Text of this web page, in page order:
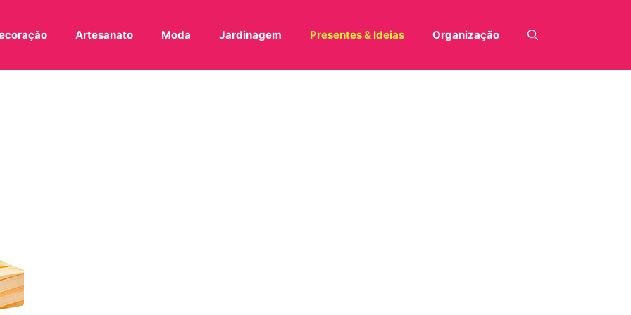
Artesanato Moda Jardinagem Presentes & Ideias Organização